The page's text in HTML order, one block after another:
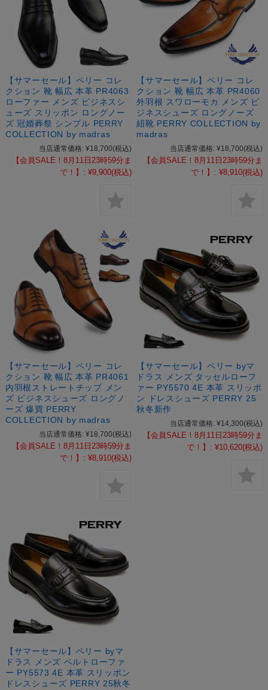
【サマーセール】ペリー コレ
クション 靴 幅広 本革 PR4063
ローファー メンズ ビジネスシ
ューズ スリッポン ロングノー
ズ 冠婚葬祭 シンプル PERRY
COLLECTION by madras
当店通常価格: ¥18,700(税込)
【会員SALE！8月11日23時59分ま
で！】: ¥9,900(税込)
【サマーセール】ペリー コレ
クション 靴 幅広 本革 PR4060
外羽根 スワローモカ メンズ ビ
ジネスシューズ ロングノーズ
紐靴 PERRY COLLECTION by
madras
当店通常価格: ¥18,700(税込)
【会員SALE！8月11日23時59分ま
で！】: ¥8,910(税込)
【サマーセール】ペリー コレ
クション 靴 幅広 本革 PR4061
内羽根ストレートチップ メン
ズ ビジネスシューズ ロングノ
ーズ 爆買 PERRY
COLLECTION by madras
当店通常価格: ¥18,700(税込)
【会員SALE！8月11日23時59分ま
で！】: ¥8,910(税込)
【サマーセール】ペリー byマ
ドラス メンズ タッセルローフ
ァー PY5570 4E 本革 スリッポ
ン ドレスシューズ PERRY 25
秋冬新作
当店通常価格: ¥14,300(税込)
【会員SALE！8月11日23時59分ま
で！】: ¥10,620(税込)
【サマーセール】ペリー byマ
ドラス メンズ ベルトローファ
ー PY5573 4E 本革 スリッポン
ドレスシューズ PERRY 25秋冬